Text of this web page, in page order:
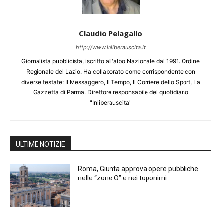
Claudio Pelagallo
http://www.inliberauscita.it
Giornalista pubblicista, iscritto all'albo Nazionale dal 1991. Ordine
Regionale del Lazio. Ha collaborato come corrispondente con
diverse testate: Il Messaggero, Il Tempo, Il Corriere dello Sport, La
Gazzetta di Parma. Direttore responsabile del quotidiano
"Inliberauscita"
ULTIME NOTIZIE
Roma, Giunta approva opere pubbliche
nelle “zone O” e nei toponimi